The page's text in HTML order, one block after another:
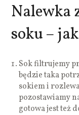
Nalewka
soku –
Sok filtrujemy
będzie taka
sokiem i
pozostawiamy
gotowa jest też